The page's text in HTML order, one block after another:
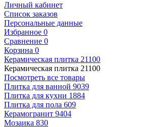
Личный кабинет
Список заказов
Персональные данные
Избранное 0
Сравнение 0
Корзина 0
Керамическая плитка 21100
Керамическая плитка 21100
Посмотреть все товары
Плитка для ванной 9039
Плитка для кухни 1884
Плитка для пола 609
Керамогранит 9404
Мозаика 830